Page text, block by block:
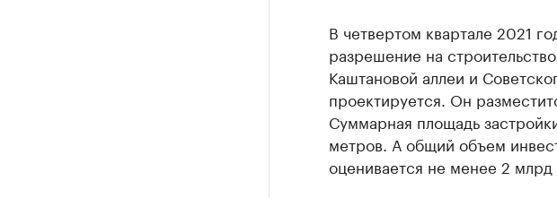
В четвертом квартале 2021
разрешение на
Каштановой аллеи и
проектируется. Он
Суммарная площадь
метров. А общий объем
оценивается не менее 2 млрд